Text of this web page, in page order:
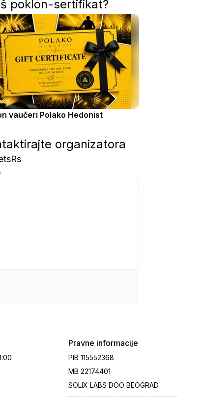
poklon-sertifikat?
vaučeri Polako Hedonist
organizatora
Pravne informacije
PIB 115552368
MB 22174401
SOLIX LABS DOO BEOGRAD